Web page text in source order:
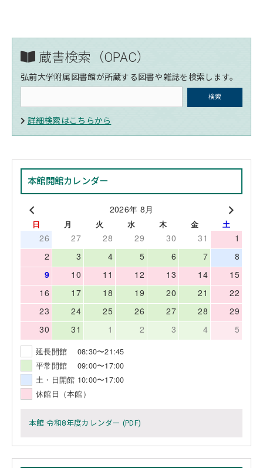
蔵書検索（OPAC）
弘前大学附属図書館が所蔵する図書や雑誌を検索します。
詳細検索はこちらから
本館開館カレンダー
2026年 8月
日 月 火 水 木 金 土
26 27 28 29 30 31
1
2
3 4 5 6 7
8
9
10 11 12 13 14
15
16
17 18 19 20 21
22
23
24 25 26 27 28
29
30
31 1 2 3 4 5
延長開館 08:30〜21:45
平常開館 09:00〜17:00
土・日開館 10:00〜17:00
休館日（本館）
本館 令和8年度カレンダー (PDF)